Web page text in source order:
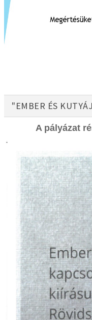
"EMBER ÉS
A pályázat